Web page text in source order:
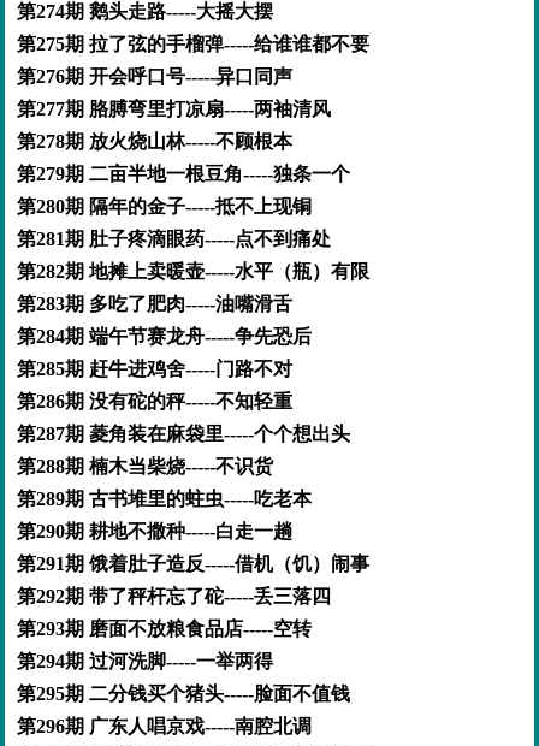
第274期 鹅头走路-----大摇大摆
第275期 拉了弦的手榴弹-----给谁谁都不要
第276期 开会呼口号-----异口同声
第277期 胳膊弯里打凉扇-----两袖清风
第278期 放火烧山林-----不顾根本
第279期 二亩半地一根豆角-----独条一个
第280期 隔年的金子-----抵不上现铜
第281期 肚子疼滴眼药-----点不到痛处
第282期 地摊上卖暖壶-----水平（瓶）有限
第283期 多吃了肥肉-----油嘴滑舌
第284期 端午节赛龙舟-----争先恐后
第285期 赶牛进鸡舍-----门路不对
第286期 没有砣的秤-----不知轻重
第287期 菱角装在麻袋里-----个个想出头
第288期 楠木当柴烧-----不识货
第289期 古书堆里的蛀虫-----吃老本
第290期 耕地不撒种-----白走一趟
第291期 饿着肚子造反-----借机（饥）闹事
第292期 带了秤杆忘了砣-----丢三落四
第293期 磨面不放粮食品店-----空转
第294期 过河洗脚-----一举两得
第295期 二分钱买个猪头-----脸面不值钱
第296期 广东人唱京戏-----南腔北调